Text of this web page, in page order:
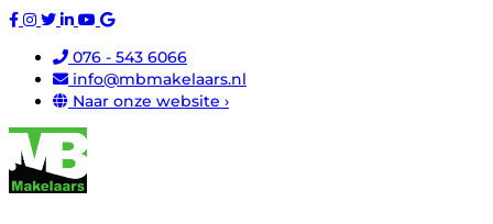
076 - 543 6066
info@mbmakelaars.nl
Naar onze website ›